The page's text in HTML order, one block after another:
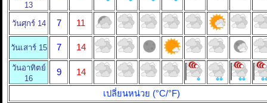
13
วันศุกร์ 14 7 11
วันเสาร์ 15 7 14
วันอาทิตย์
16
9 14
เปลี่ยนหน่วย (°C/°F)